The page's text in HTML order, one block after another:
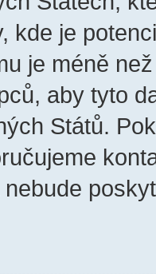
kde je
je méně
aby tyto
Států.